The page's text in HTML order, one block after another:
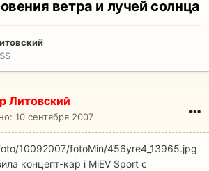
ветра и лучей солнца
Литовский
10 сентября 2007
10092007/fotoMin/456yre4_13965.jpg
концепт-кар i MiEV Sport с